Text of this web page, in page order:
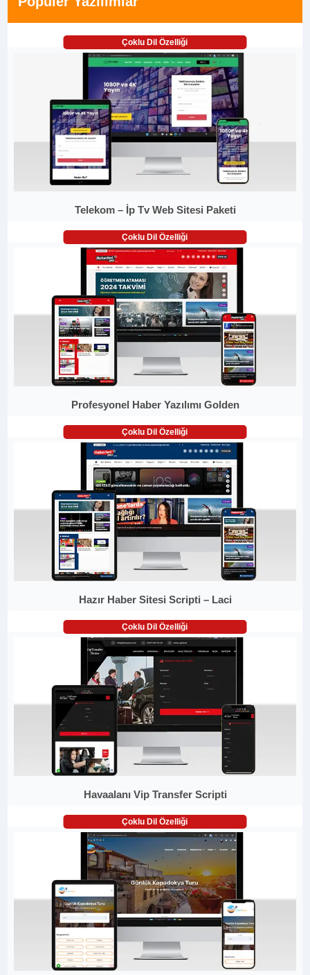
Çoklu Dil Özelliği
Telekom – İp Tv Web Sitesi Paketi
Çoklu Dil Özelliği
Profesyonel Haber Yazılımı Golden
Çoklu Dil Özelliği
Hazır Haber Sitesi Scripti – Laci
Çoklu Dil Özelliği
Havaalanı Vip Transfer Scripti
Çoklu Dil Özelliği